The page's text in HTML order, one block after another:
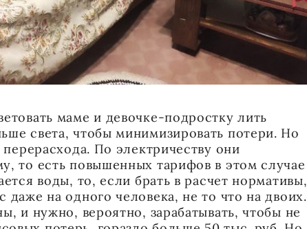
маме и девочке-подростку лить
света, чтобы минимизировать потери. Но
По электричеству они
то есть повышенных тарифов в этом случае
воды, то, если брать в расчет нормативы,
даже на одного человека, не то что на двоих.
и нужно, вероятно, зарабатывать, чтобы не